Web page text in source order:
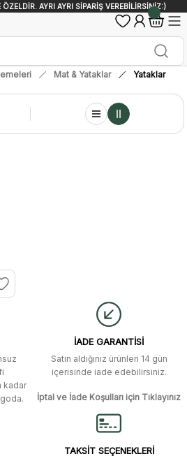
AYRI AYRI SİPARİŞ VEREBİLİRSİNİZ:)
Mat & Yataklar Yataklar
kadar
İADE GARANTİSİ
Satın aldığınız ürünleri 14 gün
içerisinde iade edebilirsiniz.
İptal ve İade Koşulları için Tıklayınız
TAKSİT SEÇENEKLERİ